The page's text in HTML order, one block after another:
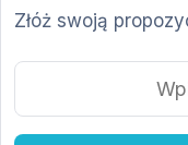
Złóż swoją